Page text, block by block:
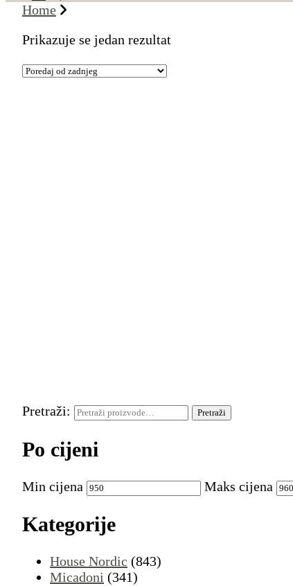
Home
Prikazuje se jedan rezultat
Pretraži:
Pretraži
Po cijeni
Min cijena Maks cijena
Kategorije
House Nordic (843)
Micadoni (341)